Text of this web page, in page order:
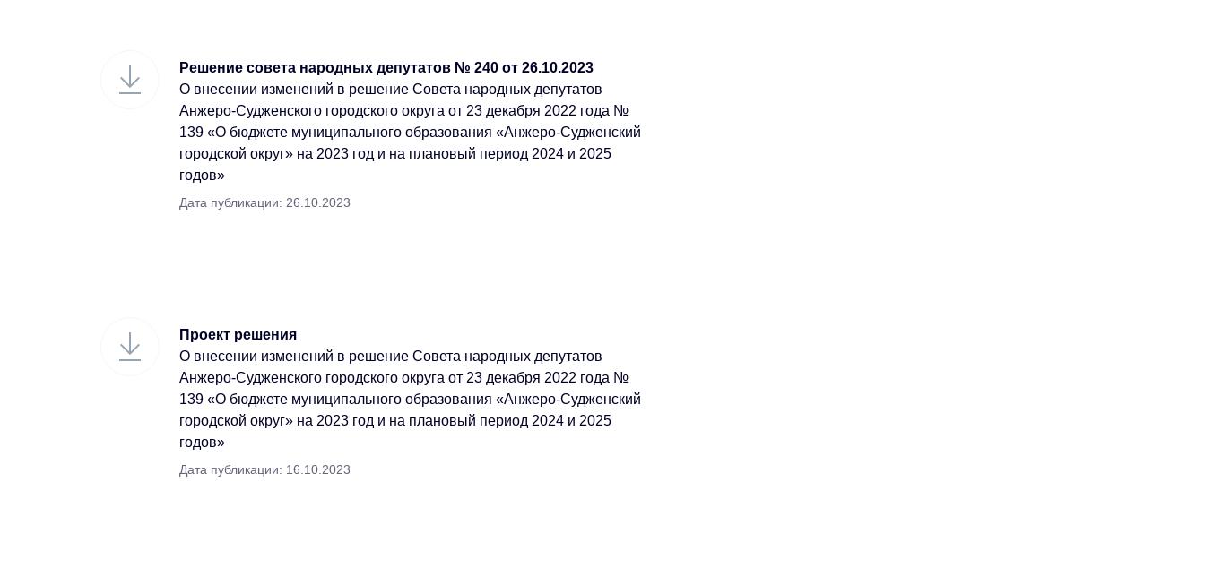
Решение совета народных депутатов № 240 от 26.10.2023
О внесении изменений в решение Совета народных депутатов
Анжеро-Судженского городского округа от 23 декабря 2022 года №
139 «О бюджете муниципального образования «Анжеро-Судженский
городской округ» на 2023 год и на плановый период 2024 и 2025
годов»
Дата публикации: 26.10.2023
Проект решения
О внесении изменений в решение Совета народных депутатов
Анжеро-Судженского городского округа от 23 декабря 2022 года №
139 «О бюджете муниципального образования «Анжеро-Судженский
городской округ» на 2023 год и на плановый период 2024 и 2025
годов»
Дата публикации: 16.10.2023